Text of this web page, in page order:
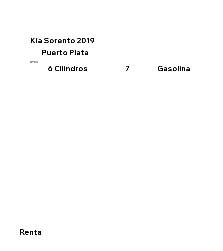
Kia Sorento 2019
Puerto Plata
US$45
6 Cilindros 7 Gasolina
Renta